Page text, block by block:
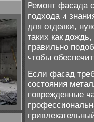
Ремонт фасада
подхода и
для отделки,
таких как
правильно
чтобы
Если фасад
состояния
поврежденные